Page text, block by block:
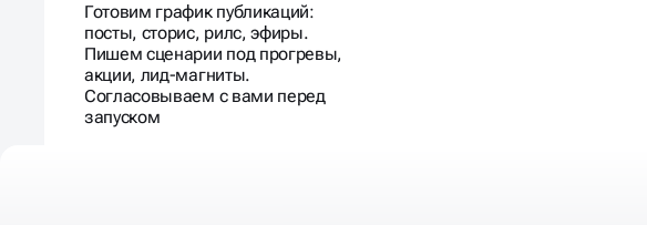
Готовим график публикаций:
посты, сторис, рилс, эфиры.
Пишем сценарии под прогревы,
акции, лид-магниты.
Согласовываем с вами перед
запуском